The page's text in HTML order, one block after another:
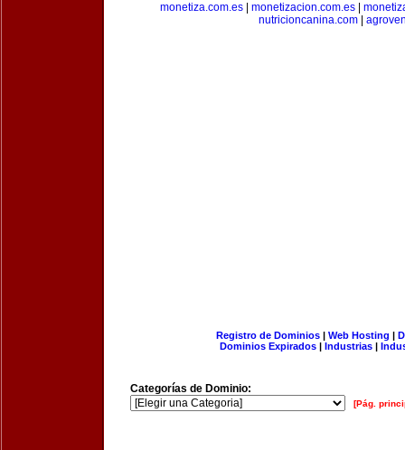
monetiza.com.es| monetizacion.com.es|
nutricioncanina.com
Registro de Dominios| Web Hosting |
Dominios Expirados | Industrias |
Categorías de Dominio:
[Pág.